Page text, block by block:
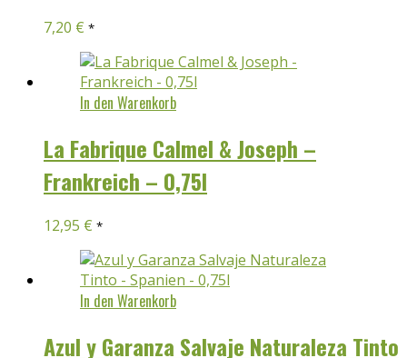
7,20 € *
In den Warenkorb
La Fabrique Calmel & Joseph –
Frankreich – 0,75l
12,95 € *
In den Warenkorb
Azul y Garanza Salvaje Naturaleza Tinto